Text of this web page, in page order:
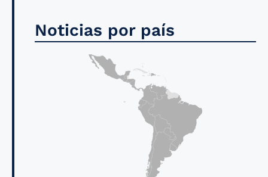
Noticias por país